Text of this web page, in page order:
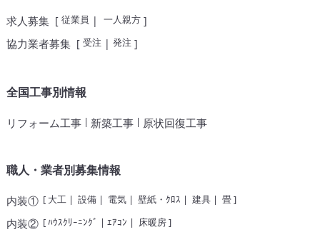
求人募集[ 従業員 | 一人親方]
協力業者募集[ 受注| 発注]
全国工事別情報
リフォーム工事 | 新築工事 | 原状回復工事
職人・業者別募集情報
内装①[ 大工 | 設備| 電気| 壁紙・ｸﾛｽ | 建具| 畳]
内装②[ﾊｳｽｸﾘｰﾆﾝｸﾞ | ｴｱｺﾝ | 床暖房]